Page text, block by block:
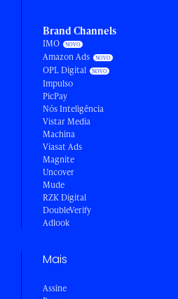
Brand Channels
IMO
Amazon Ads
OPL Digital
Impulso
PicPay
Nós Inteligência
Vistar Media
Machina
Viasat Ads
Magnite
Uncover
Mude
RZK Digital
DoubleVerify
Adlook
Mais
Assine